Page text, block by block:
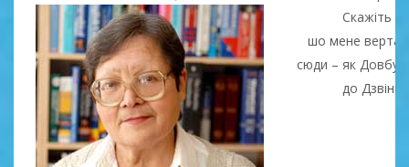
Скажіть
шо мене
сюди – як
до